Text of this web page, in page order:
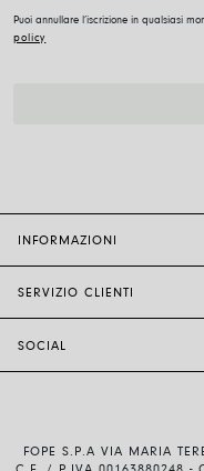
Puoi annullare l’iscrizione in qualsiasi
policy
INFORMAZIONI
SERVIZIO CLIENTI
SPEDIZIONI E RESI
SOCIAL
YOUTUBE
FOPE S.P.A VIA MARIA